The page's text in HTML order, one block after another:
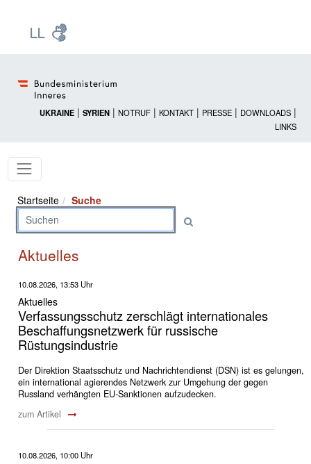
UKRAINE | SYRIEN | NOTRUF | KONTAKT | PRESSE | DOWNLOADS |
LINKS
Startseite Suche
Aktuelles
10.08.2026, 13:53 Uhr
Aktuelles
Verfassungsschutz zerschlägt internationales
Beschaffungsnetzwerk für russische
Rüstungsindustrie
Der Direktion Staatsschutz und Nachrichtendienst (DSN) ist es gelungen,
ein international agierendes Netzwerk zur Umgehung der gegen
Russland verhängten EU-Sanktionen aufzudecken.
zum Artikel
10.08.2026, 10:00 Uhr